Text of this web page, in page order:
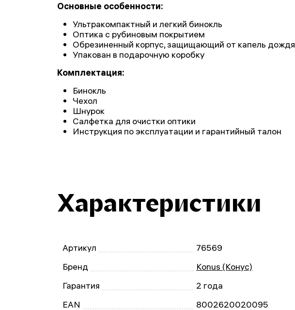
Основные особенности:
Ультракомпактный и легкий бинокль
Оптика с рубиновым покрытием
Обрезиненный корпус, защищающий от капель дождя
Упакован в подарочную коробку
Комплектация:
Бинокль
Чехол
Шнурок
Салфетка для очистки оптики
Инструкция по эксплуатации и гарантийный талон
Характеристики
Артикул
76569
Бренд
Konus (Конус)
Гарантия
2 года
EAN
8002620020095